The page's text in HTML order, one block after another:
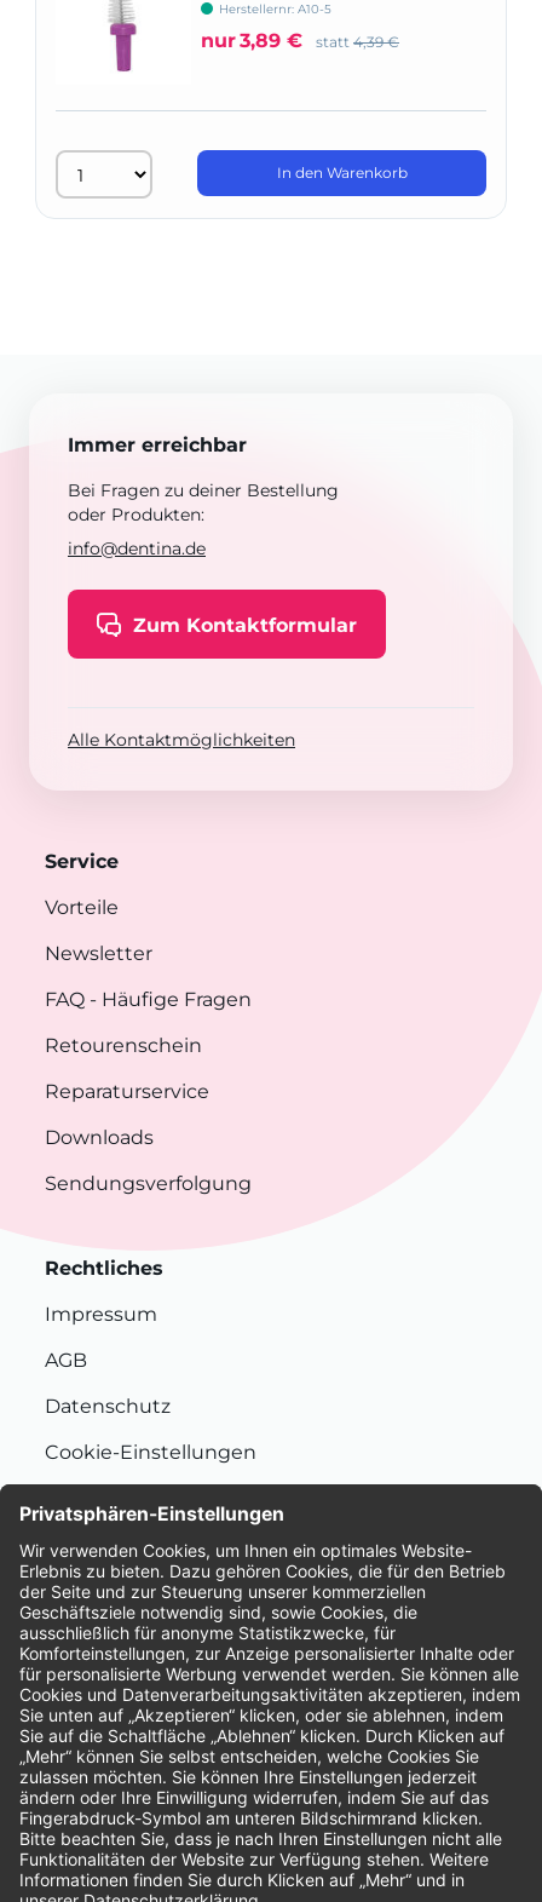
Herstellernr: A10-5
nur3,89 € statt 4,39 €
In den Warenkorb
Immer erreichbar
Bei Fragen zu deiner Bestellung
oder Produkten:
info@dentina.de
Zum Kontaktformular
Alle Kontaktmöglichkeiten
Service
Vorteile
Newsletter
FAQ - Häufige Fragen
Retourenschein
Reparaturservice
Downloads
Sendungsverfolgung
Rechtliches
Impressum
AGB
Datenschutz
Cookie-Einstellungen
Bewertungen